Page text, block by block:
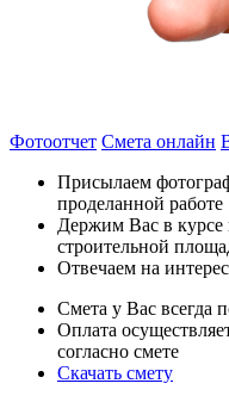
Фотоотчет Смета онлайн
Присылаем
проделанной работе
Держим Вас в курсе
строительной
Отвечаем на
Смета у Вас всегда
Оплата
согласно смете
Скачать смету